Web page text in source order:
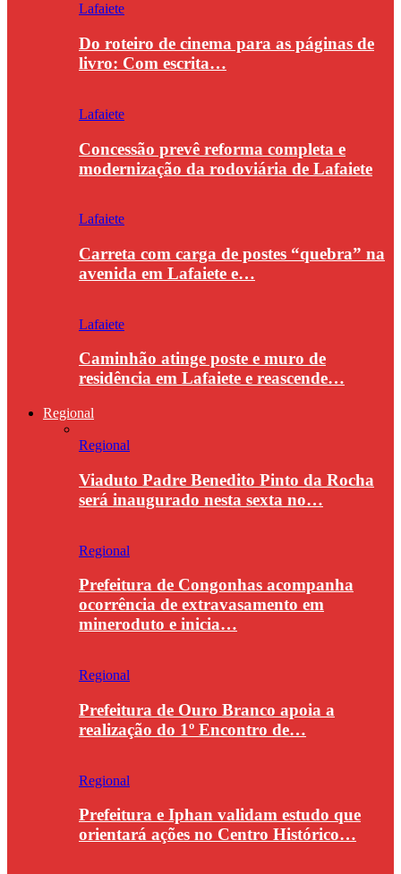
Lafaiete
Do roteiro de cinema para as páginas de
livro: Com escrita…
Lafaiete
Concessão prevê reforma completa e
modernização da rodoviária de Lafaiete
Lafaiete
Carreta com carga de postes “quebra” na
avenida em Lafaiete e…
Lafaiete
Caminhão atinge poste e muro de
residência em Lafaiete e reascende…
Regional
Regional
Viaduto Padre Benedito Pinto da Rocha
será inaugurado nesta sexta no…
Regional
Prefeitura de Congonhas acompanha
ocorrência de extravasamento em
mineroduto e inicia…
Regional
Prefeitura de Ouro Branco apoia a
realização do 1º Encontro de…
Regional
Prefeitura e Iphan validam estudo que
orientará ações no Centro Histórico…